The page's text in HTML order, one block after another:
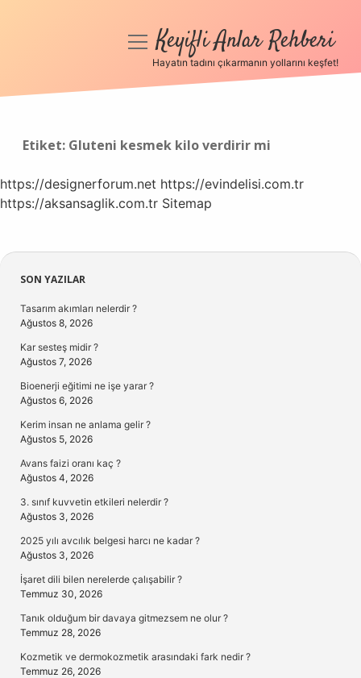
Anasayfa
Hakkımızda
menüyüKeyifli Anlar Rehberi
Hayatın tadını çıkarmanın yollarını keşfet!
Etiket: Gluteni kesmek kilo verdirir mi
https://designerforum.net https://evindelisi.com.tr
https://aksansaglik.com.tr Sitemap
Sidebar
SON YAZILAR
Tasarım akımları nelerdir ?
Ağustos 8, 2026
Kar sesteş midir ?
Ağustos 7, 2026
Bioenerji eğitimi ne işe yarar ?
Ağustos 6, 2026
Kerim insan ne anlama gelir ?
Ağustos 5, 2026
Avans faizi oranı kaç ?
Ağustos 4, 2026
3. sınıf kuvvetin etkileri nelerdir ?
Ağustos 3, 2026
2025 yılı avcılık belgesi harcı ne kadar ?
Ağustos 3, 2026
İşaret dili bilen nerelerde çalışabilir ?
Temmuz 30, 2026
Tanık olduğum bir davaya gitmezsem ne olur ?
Temmuz 28, 2026
Kozmetik ve dermokozmetik arasındaki fark nedir ?
Temmuz 26, 2026